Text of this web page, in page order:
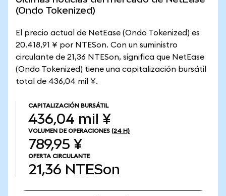
(Ondo Tokenized)
El precio actual de NetEase (Ondo Tokenized) es
20.418,91 ¥ por NTESon. Con un suministro
circulante de 21,36 NTESon, significa que NetEase
(Ondo Tokenized) tiene una capitalización bursátil
total de 436,04 mil ¥.
CAPITALIZACIÓN BURSÁTIL
436,04 mil ¥
VOLUMEN DE OPERACIONES (24 H)
789,95 ¥
OFERTA CIRCULANTE
21,36 NTESon